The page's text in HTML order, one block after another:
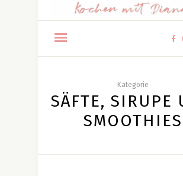
Kategorie
SÄFTE, SIRUPE
SMOOTHIES